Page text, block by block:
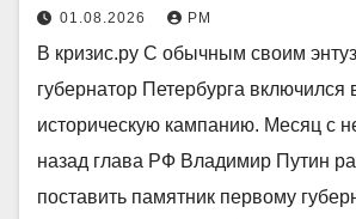
01.08.2026 РМ
В кризис.ру С обычным своим
губернатор Петербурга включился
историческую кампанию. Месяц с
назад глава РФ Владимир Путин
поставить памятник первому